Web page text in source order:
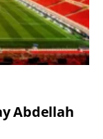
Abdellah